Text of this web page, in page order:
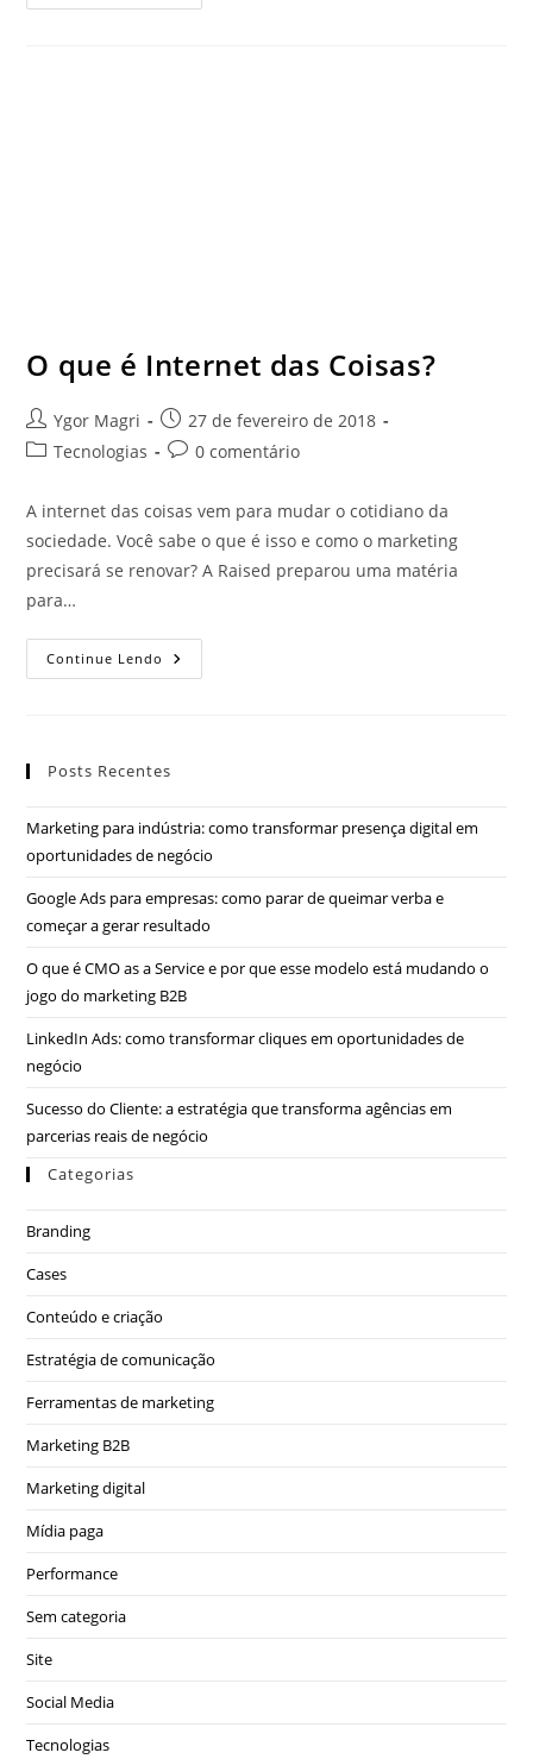
O que é Internet das Coisas?
Ygor Magri
27 de fevereiro de 2018
Tecnologias
0 comentário
A internet das coisas vem para mudar o cotidiano da
sociedade. Você sabe o que é isso e como o marketing
precisará se renovar? A Raised preparou uma matéria
para…
Continue Lendo
Posts Recentes
Marketing para indústria: como transformar presença digital em
oportunidades de negócio
Google Ads para empresas: como parar de queimar verba e
começar a gerar resultado
O que é CMO as a Service e por que esse modelo está mudando o
jogo do marketing B2B
LinkedIn Ads: como transformar cliques em oportunidades de
negócio
Sucesso do Cliente: a estratégia que transforma agências em
parcerias reais de negócio
Categorias
Branding
Cases
Conteúdo e criação
Estratégia de comunicação
Ferramentas de marketing
Marketing B2B
Marketing digital
Mídia paga
Performance
Sem categoria
Site
Social Media
Tecnologias